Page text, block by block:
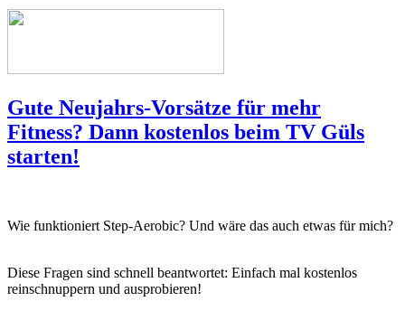
Gute Neujahrs-Vorsätze für mehr
Fitness? Dann kostenlos beim TV Güls
starten!
Wie funktioniert Step-Aerobic? Und wäre das auch etwas für mich?
Diese Fragen sind schnell beantwortet: Einfach mal kostenlos
reinschnuppern und ausprobieren!